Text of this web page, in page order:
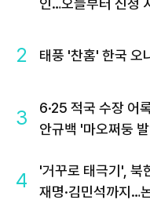
인…오늘부터 신청
2 태풍 '찬홈' 한국 오
3
6·25 적국 수장 어
안규백 '마오쩌둥
4
'거꾸로 태극기', 북
재명·김민석까지…